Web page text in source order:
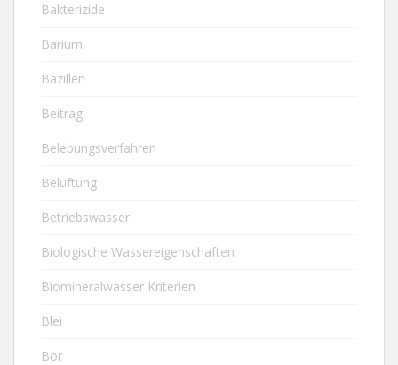
Bakterizide
Barium
Bazillen
Beitrag
Belebungsverfahren
Belüftung
Betriebswasser
Biologische Wassereigenschaften
Biomineralwasser Kriterien
Blei
Bor